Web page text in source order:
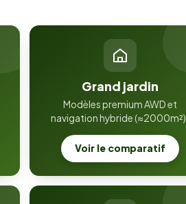
Grand jardin
Modèles premium AWD et
navigation hybride (≈2000m²).
Voir le comparatif